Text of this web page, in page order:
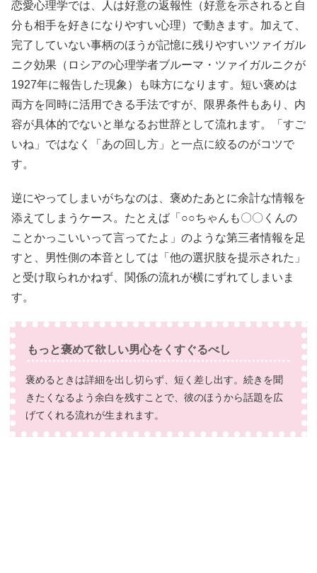
恋愛心理学では、人は好意の返報性（好意を示されると自
分も相手を好きになりやすい心理）で動きます。加えて、
完了していない事柄のほうが記憶に残りやすいツァイガル
ニク効果（ロシアの心理学者ブルーマ・ツァイガルニクが
1927年に報告した現象）も味方になります。短い褒めは
両方を同時に活用できる手法ですが、限界条件もあり、内
容が具体的でないと単なるお世辞として流れます。「すご
いね」ではなく「あの回し方」と一点に絞るのがコツで
す。
逆にやってしまいがちなのは、褒めたあとに余計な情報を
添えてしまうケース。たとえば「○○ちゃんも〇〇くんの
ことかっこいいって言ってたよ」のような第三者情報を足
すと、男性側の本音としては「他の選択肢を提示された」
と受け取られかねず、関係の流れが横にずれてしまいま
す。
もっと褒めて欲しい男心をくすぐるべし
褒めるときは詳細を出し切らず、短く差し出す。続きを聞
きたくなるよう余白を残すことで、彼のほうから話題を広
げてくれる流れが生まれます。